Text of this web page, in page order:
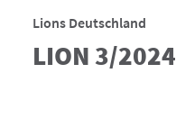
Lions Deutschland
LION 3/2024